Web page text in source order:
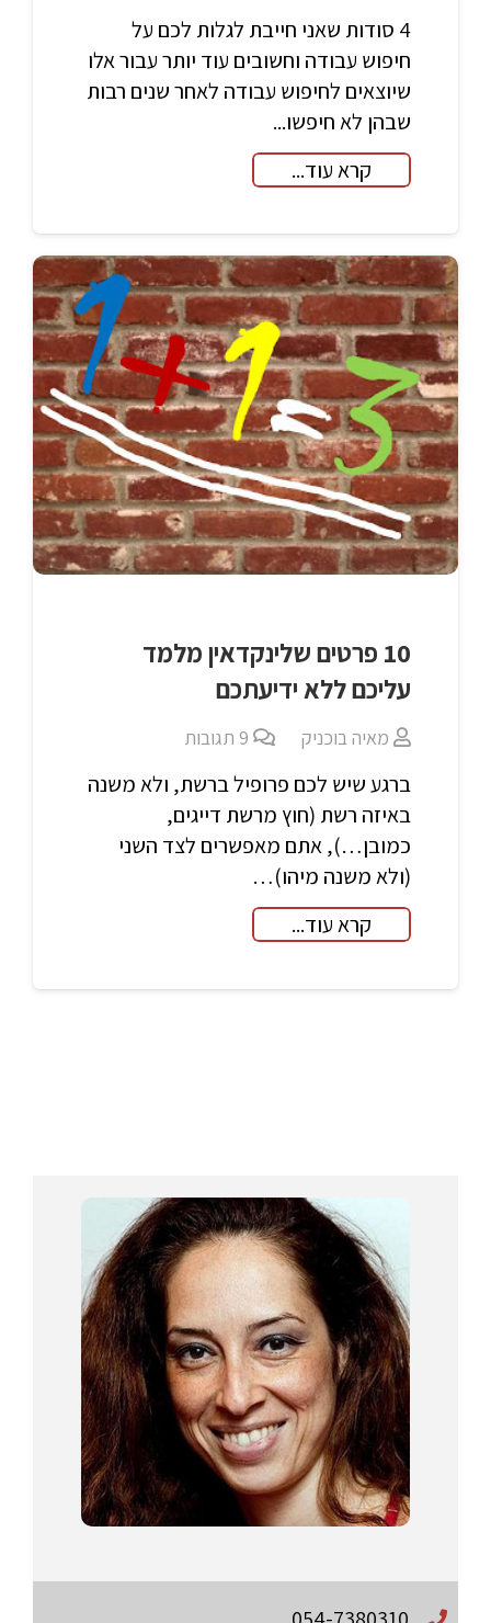
4 סודות שאני חייבת לגלות לכם על
חיפוש עבודה וחשובים עוד יותר עבור אלו
שיוצאים לחיפוש עבודה לאחר שנים רבות
שבהן לא חיפשו...
קרא עוד...
10 פרטים שלינקדאין מלמד
עליכם ללא ידיעתכם
מאיה בוכניק 9 תגובות
ברגע שיש לכם פרופיל ברשת, ולא משנה
באיזה רשת (חוץ מרשת דייגים,
כמובן…), אתם מאפשרים לצד השני
(ולא משנה מיהו)…
קרא עוד...